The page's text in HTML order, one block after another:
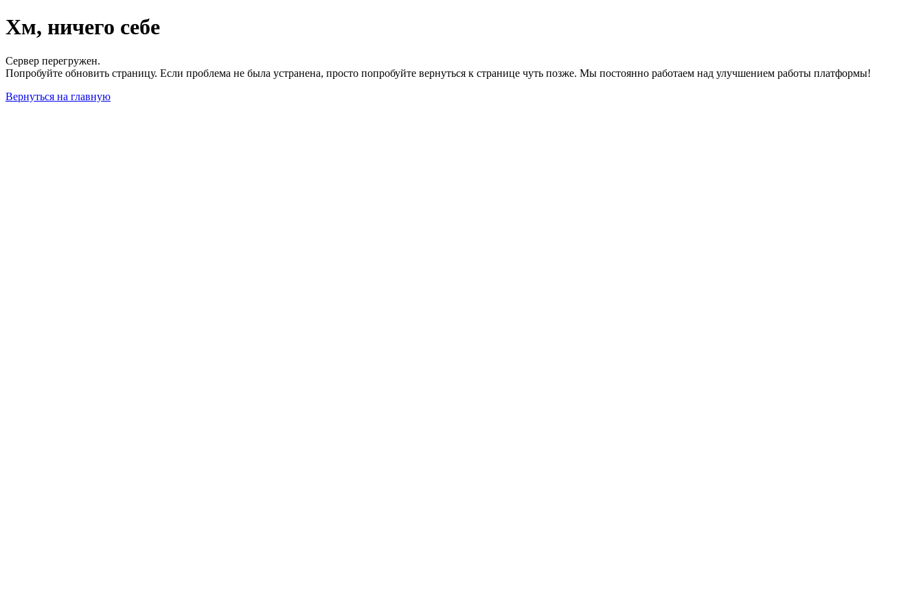
Хм, ничего себе
Сервер перегружен.
Попробуйте обновить страницу. Если проблема не была устранена, просто попробуйте вернуться к странице чуть позже. Мы постоянно работаем над улучшением работы платформы!
Вернуться на главную